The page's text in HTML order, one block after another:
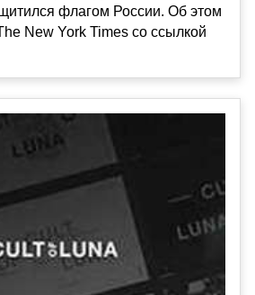
флагом России. Об этом
New York Times со ссылкой